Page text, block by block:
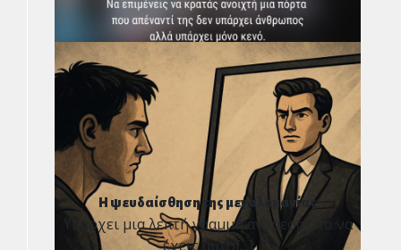
Η ψευδαίσθηση της μεγαλομανίας
Υπάρχει μια λεπτή γραμμή ανάμεσα στο να
έχεις αυτο[...]